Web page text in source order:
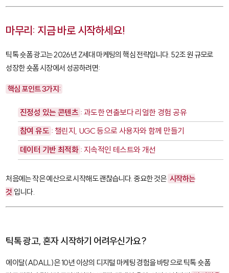
마무리: 지금 바로 시작하세요!
틱톡 숏폼 광고는 2026년 Z세대 마케팅의 핵심 전략입니다. 52조 원 규모로
성장한 숏폼 시장에서 성공하려면:
핵심 포인트 3가지:
진정성 있는 콘텐츠 : 과도한 연출보다 리얼한 경험 공유
참여 유도 : 챌린지, UGC 등으로 사용자와 함께 만들기
데이터 기반 최적화 : 지속적인 테스트와 개선
처음에는 작은 예산으로 시작해도 괜찮습니다. 중요한 것은 시작하는
것 입니다.
틱톡 광고, 혼자 시작하기 어려우신가요?
에이달(ADALL)은 10년 이상의 디지털 마케팅 경험을 바탕으로 틱톡 숏폼